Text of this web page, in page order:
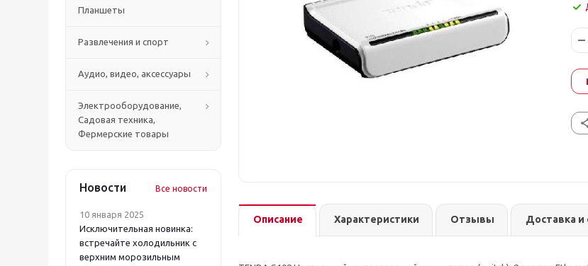
Планшеты
Развлечения и спорт
Аудио, видео, аксессуары
Электрооборудование,
Садовая техника,
Фермерские товары
Новости Все новости
10 января 2025
Исключительная новинка:
встречайте холодильник с
верхним морозильным
Описание Характеристики Отзывы Доставка и